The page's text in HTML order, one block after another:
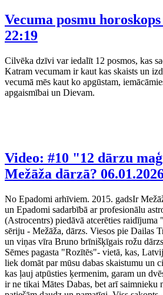
Vecuma posmu horoskops
22:19
Cilvēka dzīvi var iedalīt 12 posmos, kas
Katram vecumam ir kaut kas skaists un
vecumā mēs kaut ko apgūstam,
apgaismībai un Dievam.
Video: #10 "12 dārzu
Mežāža dārzā?
No Epadomi arhīviem. 2015. gadsIr
un Epadomi sadarbībā ar profesionālu
(Astrocentrs) piedāvā atcerēties raidījuma
sēriju - Mežāža, dārzs. Viesos pie Dailas
un viņas vīra Bruno brīnišķīgais rožu
Sēmes pagasta "Rozītēs"- vietā, kas,
liek domāt par mūsu dabas skaistumu un
kas ļauj atpūsties ķermenim, garam un
ir ne tikai Mātes Dabas, bet arī saimnieku